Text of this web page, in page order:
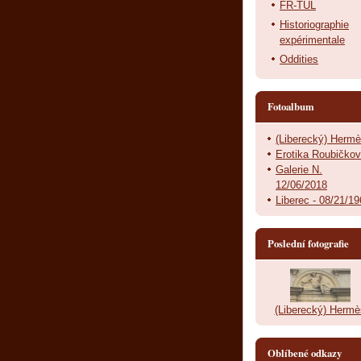
FR-TUL
Historiographie
expérimentale
Oddities
Fotoalbum
(Liberecký)
Erotika
Galerie N.
12/06/2018
Liberec - 08/21/
Poslední fotografie
(Liberecký)
Oblíbené odkazy